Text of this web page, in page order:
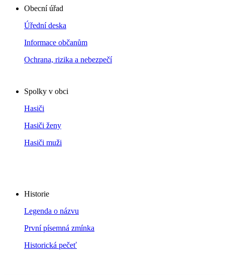
Obecní úřad
Úřední deska
Informace občanům
Ochrana, rizika a nebezpečí
Spolky v obci
Hasiči
Hasiči ženy
Hasiči muži
Historie
Legenda o názvu
První písemná zmínka
Historická pečeť